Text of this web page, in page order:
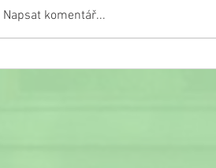
Slavnostní ukončení školního roku
Napsat komentář...